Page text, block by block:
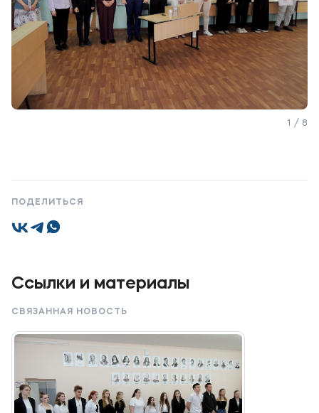
Полезное
Об образовательной организации
Банковские реквизиты
Подобрать программу
1 / 8
ПОДЕЛИТЬСЯ
Ссылки и материалы
СВЯЗАННАЯ НОВОСТЬ